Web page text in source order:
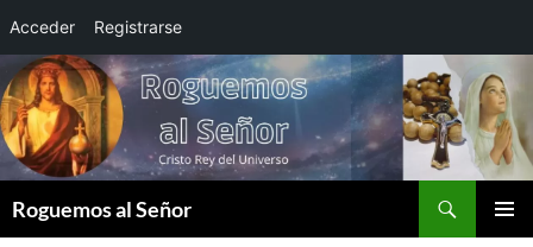
Acceder Registrarse
Saltar
al
contenido
Roguemos al Señor